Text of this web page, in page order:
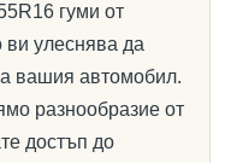
гуми от
ви улеснява да
вашия автомобил.
разнообразие от
достъп до